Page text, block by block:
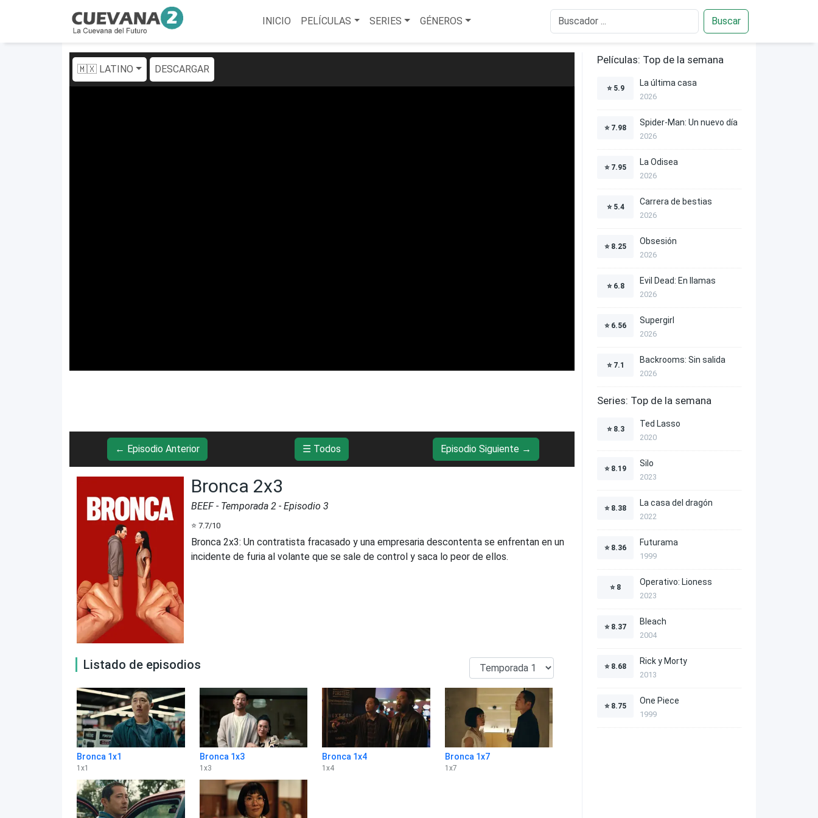
INICIO PELÍCULAS SERIES GÉNEROS Buscar
🇲🇽 LATINO DESCARGAR
← Episodio Anterior ☰ Todos Episodio Siguiente →
Bronca 2x3
BEEF- Temporada 2 - Episodio 3
⭐ 7.7/10
Bronca 2x3: Un contratista fracasado y una empresaria descontenta se enfrentan en un
incidente de furia al volante que se sale de control y saca lo peor de ellos.
Listado de episodios
Bronca 1x1
1 x1
Bronca 1x3
1 x3
Bronca 1x4
1 x4
Bronca 1x7
1 x7
Películas: Top de la semana
⭐ 5.9
La última casa
2026
⭐ 7.98
Spider-Man: Un nuevo día
2026
⭐ 7.95
La Odisea
2026
⭐ 5.4
Carrera de bestias
2026
⭐ 8.25
Obsesión
2026
⭐ 6.8
Evil Dead: En llamas
2026
⭐ 6.56
Supergirl
2026
⭐ 7.1
Backrooms: Sin salida
2026
Series: Top de la semana
⭐ 8.3
Ted Lasso
2020
⭐ 8.19
Silo
2023
⭐ 8.38
La casa del dragón
2022
⭐ 8.36
Futurama
1999
⭐ 8
Operativo: Lioness
2023
⭐ 8.37
Bleach
2004
⭐ 8.68
Rick y Morty
2013
⭐ 8.75
One Piece
1999